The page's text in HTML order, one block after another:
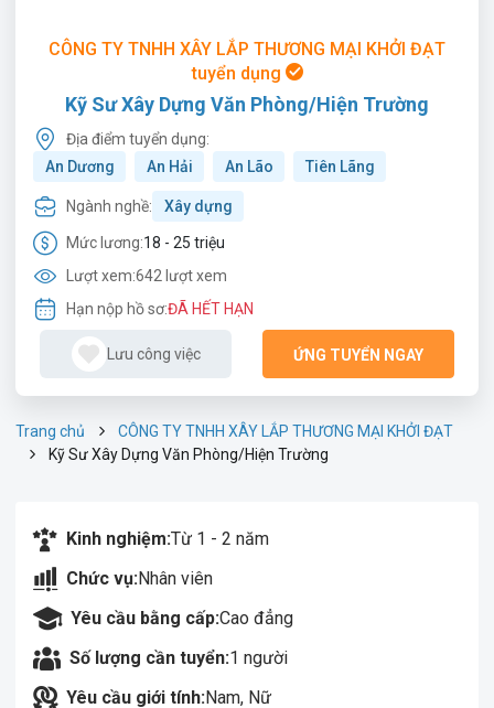
CÔNG TY TNHH XÂY LẮP THƯƠNG MẠI KHỞI ĐẠT
tuyển dụng
Kỹ Sư Xây Dựng Văn Phòng/Hiện Trường
Địa điểm tuyển dụng:
An Dương
An Hải An Lão Tiên Lãng
Ngành nghề: Xây dựng
Mức lương:18 - 25 triệu
Lượt xem:642 lượt xem
Hạn nộp hồ sơ:ĐÃ HẾT HẠN
Lưu công việc ỨNG TUYỂN NGAY
Trang chủ
CÔNG TY TNHH XÂY LẮP THƯƠNG MẠI KHỞI ĐẠT
Kỹ Sư Xây Dựng Văn Phòng/Hiện Trường
Kinh nghiệm:Từ 1 - 2 năm
Chức vụ:Nhân viên
Yêu cầu bằng cấp:Cao đẳng
Số lượng cần tuyển:1 người
Yêu cầu giới tính:Nam, Nữ